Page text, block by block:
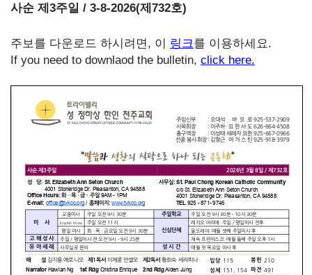
사순 제3주일 / 3-8-2026(제732호)
주보를 다운로드 하시려면, 이 링크를 이용하세요.
If you need to downlaod the bulletin, click here.